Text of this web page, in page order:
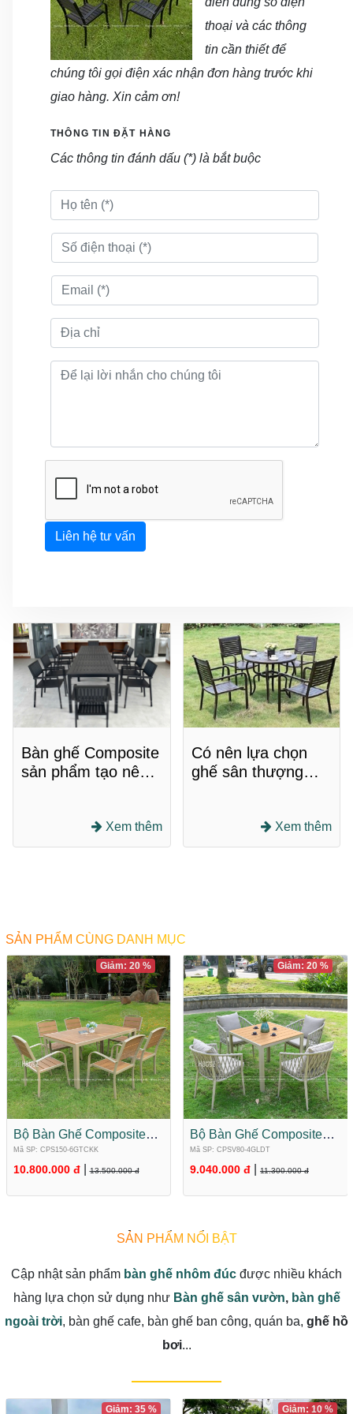
thoại và các thông
tin cần thiết để
chúng tôi gọi điện xác nhận đơn hàng trước khi
giao hàng. Xin cảm ơn!
THÔNG TIN ĐẶT HÀNG
Các thông tin đánh dấu (*) là bắt buộc
Liên hệ tư vấn
Bàn ghế Composite
sản phẩm tạo nên
Xem thêm
Có nên lựa chọn
ghế sân thượng
Composite không?
Xem thêm
SẢN PHẨM CÙNG DANH MỤC
Bộ Bàn Ghế Composite
Sân Vườn 6 Ghế
CPS150-6GTCKK
Mã SP: CPS150-6GTCKK
10.800.000 đ 13.500.000 đ
Giảm: 20 %
Bộ Bàn Ghế Composite
Mặt Vuông 4 Ghế
CPSV80-4GLDT
Mã SP: CPSV80-4GLDT
9.040.000 đ 11.300.000 đ
Giảm: 20 %
SẢN PHẨM NỔI BẬT
Cập nhật sản phẩm bàn ghế nhôm đúc được nhiều khách
hàng lựa chọn sử dụng như Bàn ghế sân vườn, bàn ghế
ngoài trời, bàn ghế cafe, bàn ghế ban công, quán ba, ghế hồ
bơi...
Giảm: 35 % Giảm: 10 %